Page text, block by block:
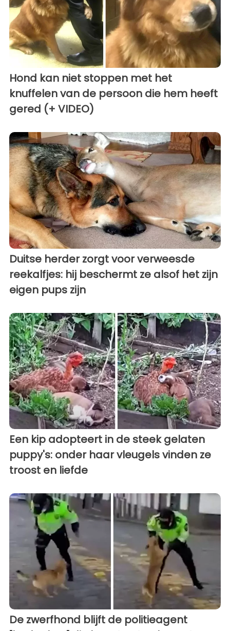
Hond kan niet stoppen met het
knuffelen van de persoon die hem heeft
gered (+ VIDEO)
Duitse herder zorgt voor verweesde
reekalfjes: hij beschermt ze alsof het zijn
eigen pups zijn
Een kip adopteert in de steek gelaten
puppy's: onder haar vleugels vinden ze
troost en liefde
De zwerfhond blijft de politieagent